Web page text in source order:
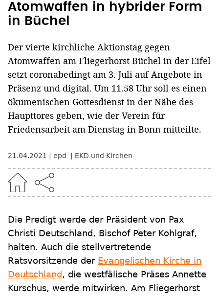
Atomwaffen in hybrider Form
in Büchel
Der vierte kirchliche Aktionstag gegen
Atomwaffen am Fliegerhorst Büchel in der Eifel
setzt coronabedingt am 3. Juli auf Angebote in
Präsenz und digital. Um 11.58 Uhr soll es einen
ökumenischen Gottesdienst in der Nähe des
Haupttores geben, wie der Verein für
Friedensarbeit am Dienstag in Bonn mitteilte.
21.04.2021 epd EKD und Kirchen
Die Predigt werde der Präsident von Pax
Christi Deutschland, Bischof Peter Kohlgraf,
halten. Auch die stellvertretende
Ratsvorsitzende der Evangelischen Kirche in
Deutschland, die westfälische Präses Annette
Kurschus, werde mitwirken. Am Fliegerhorst